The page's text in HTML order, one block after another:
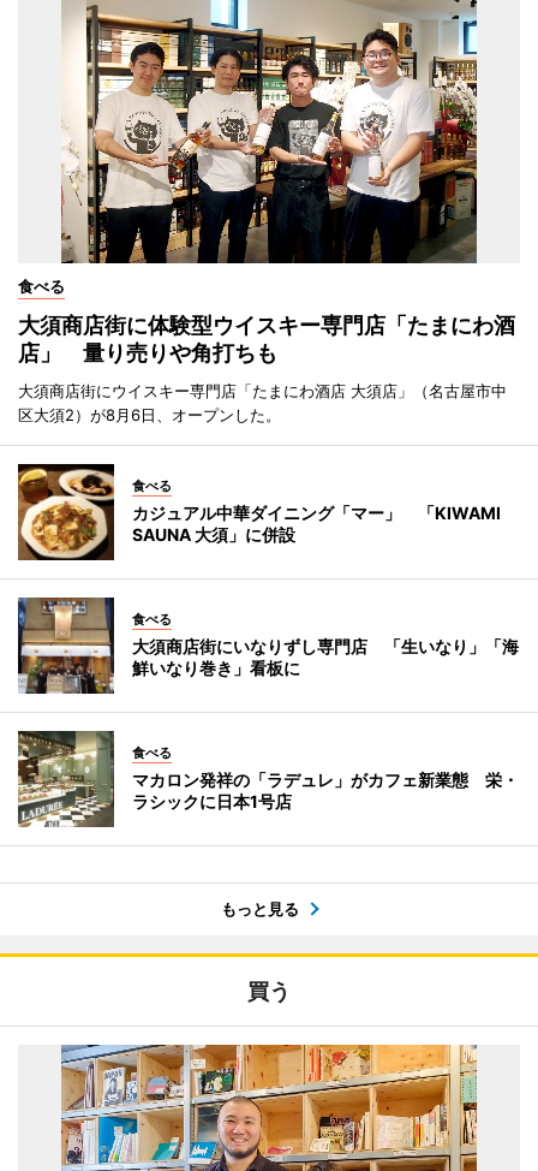
食べる
大須商店街に体験型ウイスキー専門店「たまにわ酒
店」 量り売りや角打ちも
大須商店街にウイスキー専門店「たまにわ酒店 大須店」（名古屋市中
区大須2）が8月6日、オープンした。
食べる
カジュアル中華ダイニング「マー」 「KIWAMI
SAUNA 大須」に併設
食べる
大須商店街にいなりずし専門店 「生いなり」「海
鮮いなり巻き」看板に
食べる
マカロン発祥の「ラデュレ」がカフェ新業態 栄・
ラシックに日本1号店
もっと見る
買う